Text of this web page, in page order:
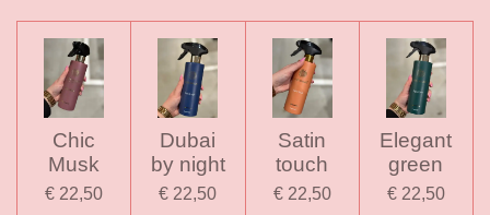
Chic
Musk
€ 22,50
Dubai
by night
€ 22,50
Satin
touch
€ 22,50
Elegant
green
€ 22,50